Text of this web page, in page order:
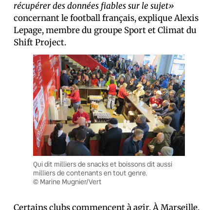
récupérer des données fiables sur le sujet»
concernant le football français, explique Alexis
Lepage, membre du groupe Sport et Climat du
Shift Project.
Qui dit milliers de snacks et boissons dit aussi
milliers de contenants en tout genre.
© Marine Mugnier/Vert
Certains clubs commencent à agir. À Marseille,